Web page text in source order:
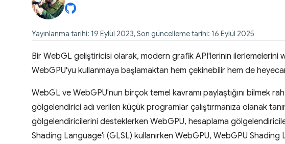
Yayınlanma tarihi: 19 Eylül 2023, Son güncelleme tarihi: 16 Eylül 2025
Bir WebGL geliştiricisi olarak, modern grafik API'lerinin ilerlemelerini
WebGPU'yu kullanmaya başlamaktan hem çekinebilir hem de
WebGL ve WebGPU'nun birçok temel kavramı paylaştığını bilmek
gölgelendirici adı verilen küçük programlar çalıştırmanıza olanak
gölgelendiricilerini desteklerken WebGPU, hesaplama
Shading Language'i (GLSL) kullanırken WebGPU, WebGPU Shading